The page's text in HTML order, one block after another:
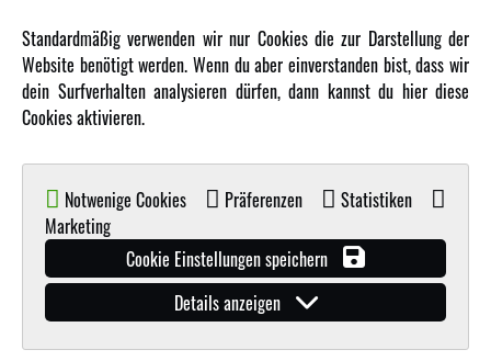
Amewi Construction - Nutzfahrzeuge
Malinos - Die kreative Seite von Amewi
Werden Sie Amewi Händler
© Copyright 2019 - 2026 Amewi Trade GmbH - Alle Rechte vorbehalten |Impressum| Der
Standardmäßig verwenden wir nur Cookies die zur Darstellung der
Website benötigt werden. Wenn du aber einverstanden bist, dass wir
dein Surfverhalten analysieren dürfen, dann kannst du hier diese
Cookies aktivieren.
Notwenige Cookies Präferenzen
Statistiken
Marketing
Cookie Einstellungen speichern
Details anzeigen